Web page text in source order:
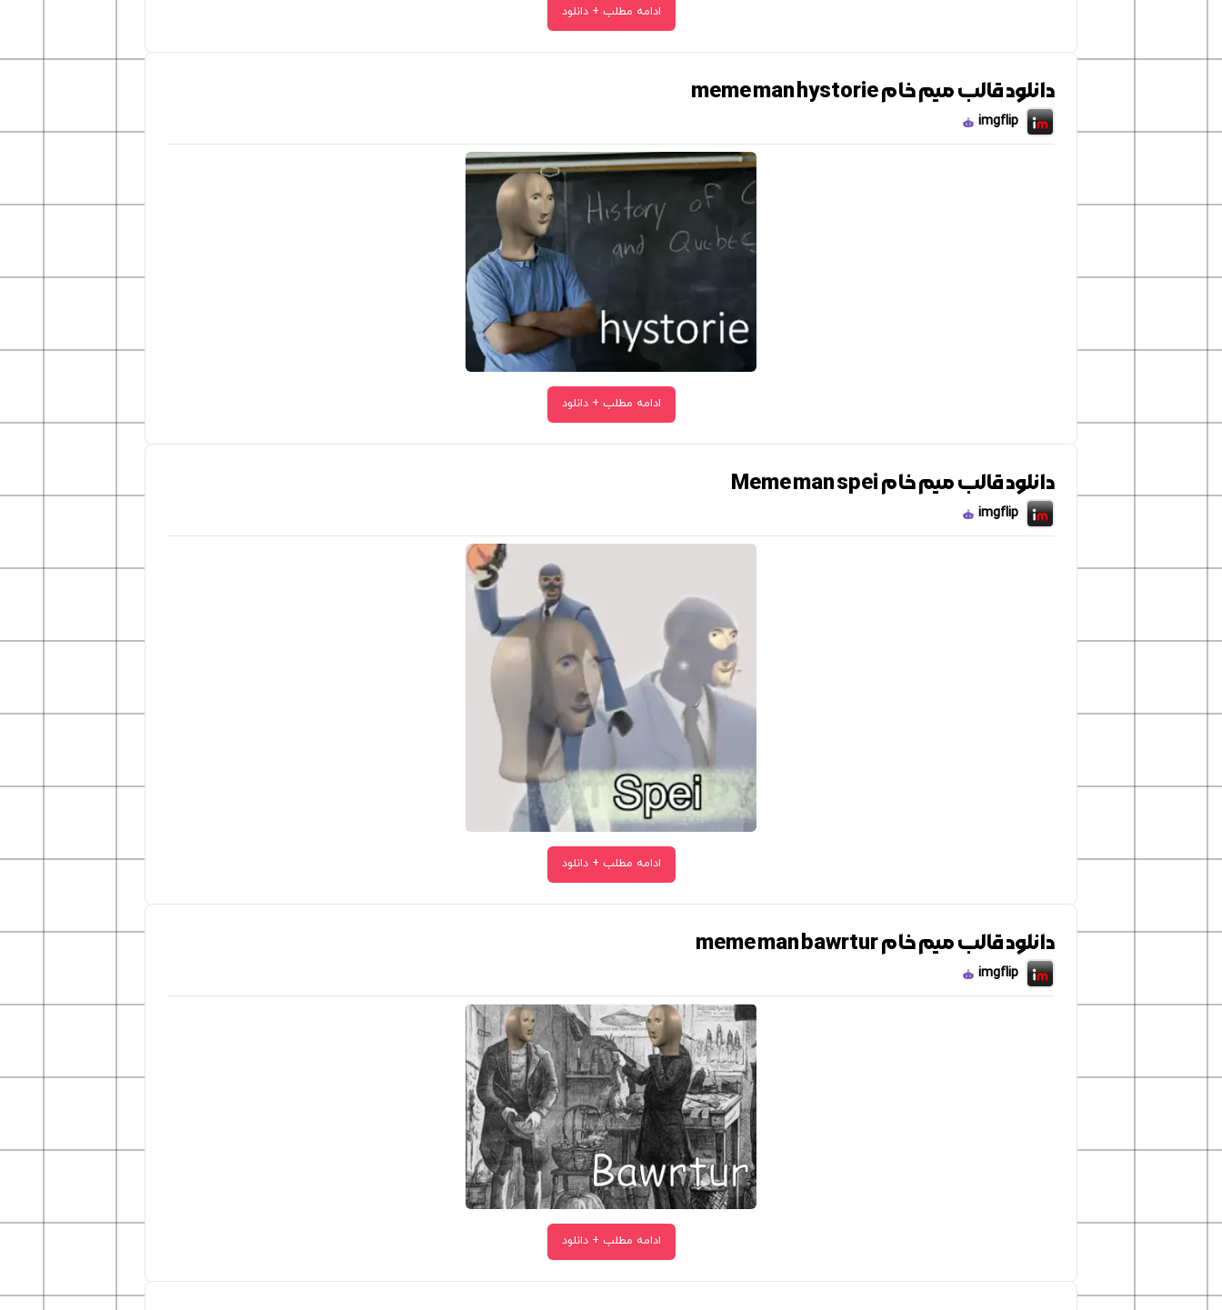
ادامه مطلب + دانلود
دانلود قالب میم خام meme man hystorie
imgflip
ادامه مطلب + دانلود
دانلود قالب میم خام Meme man spei
imgflip
ادامه مطلب + دانلود
دانلود قالب میم خام meme man bawrtur
imgflip
ادامه مطلب + دانلود